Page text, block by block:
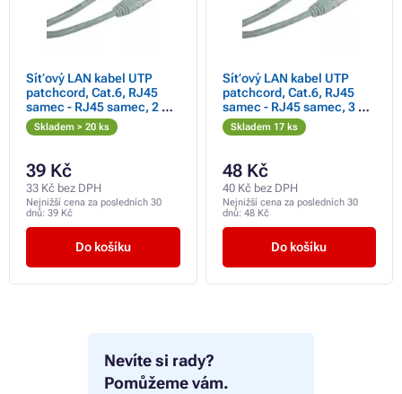
Nevíte si rady?
Pomůžeme vám.
Síťový LAN kabel UTP
patchcord, Cat.6, RJ45
samec - RJ45 samec, 2 m,
nestíněný, šedý, economy,
DOPRODEJ
Skladem > 20 ks
39 Kč
33 Kč bez DPH
Nejnižší cena za posledních 30
dnů: 39 Kč
Do košíku
Síťový LAN kabel UTP
patchcord, Cat.6, RJ45
samec - RJ45 samec, 3 m,
nestíněný, šedý, economy,
DOPRODEJ
Skladem 17 ks
48 Kč
40 Kč bez DPH
Nejnižší cena za posledních 30
dnů: 48 Kč
Do košíku